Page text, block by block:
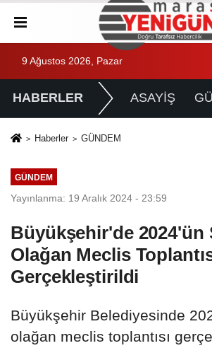
9 Ağustos 2026, Pazar
HABERLER ASAYİŞ
Haberler GÜNDEM
GÜNDEM
Yayınlanma: 19 Aralık 2024 - 23:59
Büyükşehir'de 2024'ün
Olağan Meclis
Gerçekleştirildi
Büyükşehir Belediyesinde
olağan meclis toplantısı